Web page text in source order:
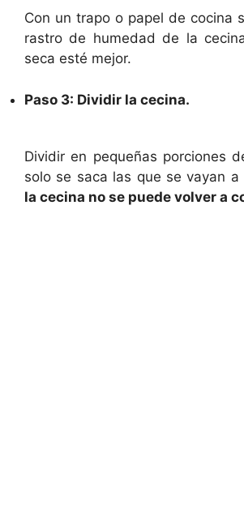
Con un trapo o papel de cocina
rastro de humedad de la
seca esté mejor.
Paso 3: Dividir la cecina.
Dividir en pequeñas porciones
solo se saca las que se vayan a
la cecina no se puede volver a